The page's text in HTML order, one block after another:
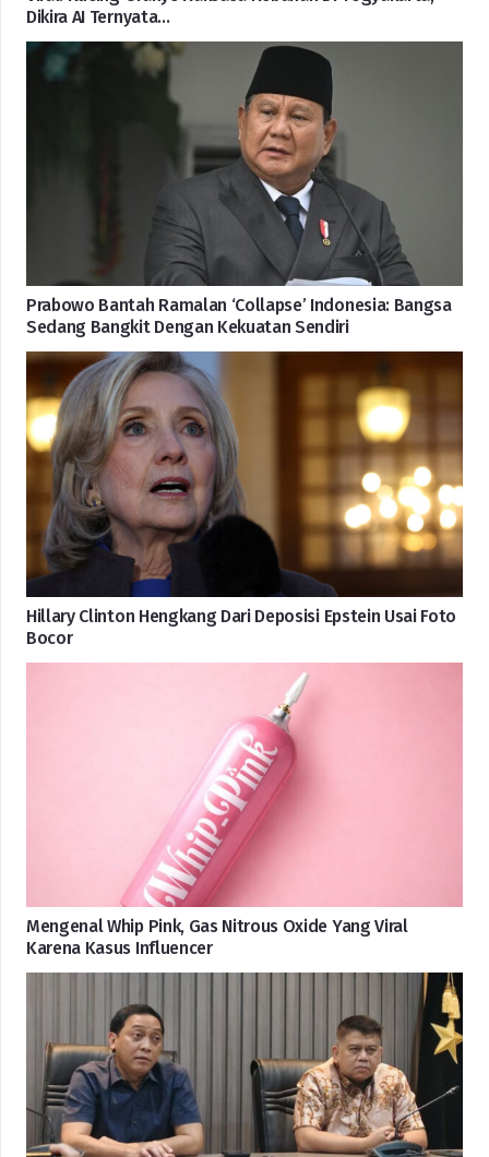
Dikira AI Ternyata…
Prabowo Bantah Ramalan ‘Collapse’ Indonesia: Bangsa
Sedang Bangkit Dengan Kekuatan Sendiri
Hillary Clinton Hengkang Dari Deposisi Epstein Usai Foto
Bocor
Mengenal Whip Pink, Gas Nitrous Oxide Yang Viral
Karena Kasus Influencer